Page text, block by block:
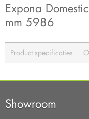
Expona
mm 5986
Product specificaties
Showroom